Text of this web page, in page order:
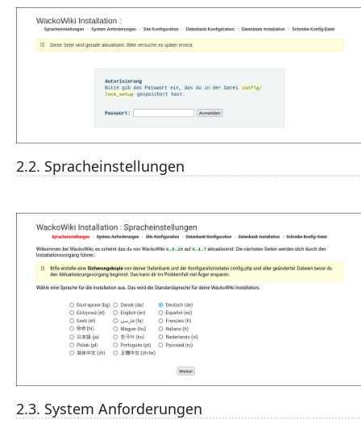
2.2. Spracheinstellungen
2.3. System Anforderungen